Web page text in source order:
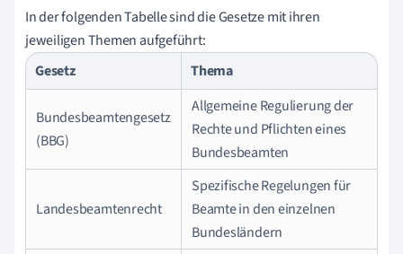
In der folgenden Tabelle sind die Gesetze mit ihren
jeweiligen Themen aufgeführt:
Gesetz
Thema
Bundesbeamtengesetz
(BBG)
Allgemeine Regulierung der
Rechte und Pflichten eines
Bundesbeamten
Landesbeamtenrecht
Spezifische Regelungen für
Beamte in den einzelnen
Bundesländern